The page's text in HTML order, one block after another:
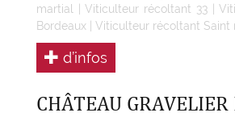
martial|Viticulteur récoltant 33|
Bordeaux| Viticulteur récoltant Saint
d’infos
CHÂTEAU GRAVELIER